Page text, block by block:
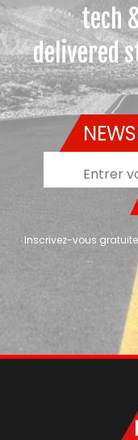
tech
delivered
Inscrivez-vous